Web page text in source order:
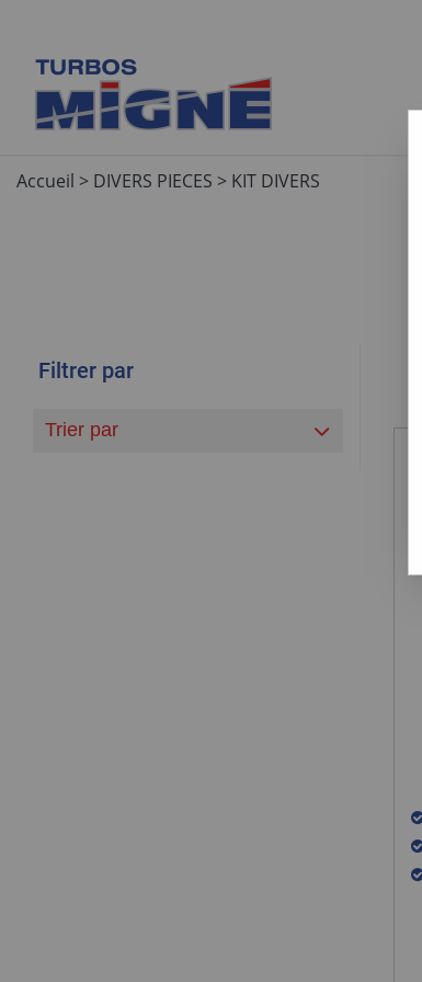
Accueil > DIVERS PIECES > KIT DIVERS
Filtrer par
Trier par